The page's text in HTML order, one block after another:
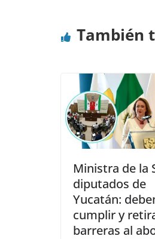
También
Ministra de la
diputados de
Yucatán:
cumplir y
barreras al